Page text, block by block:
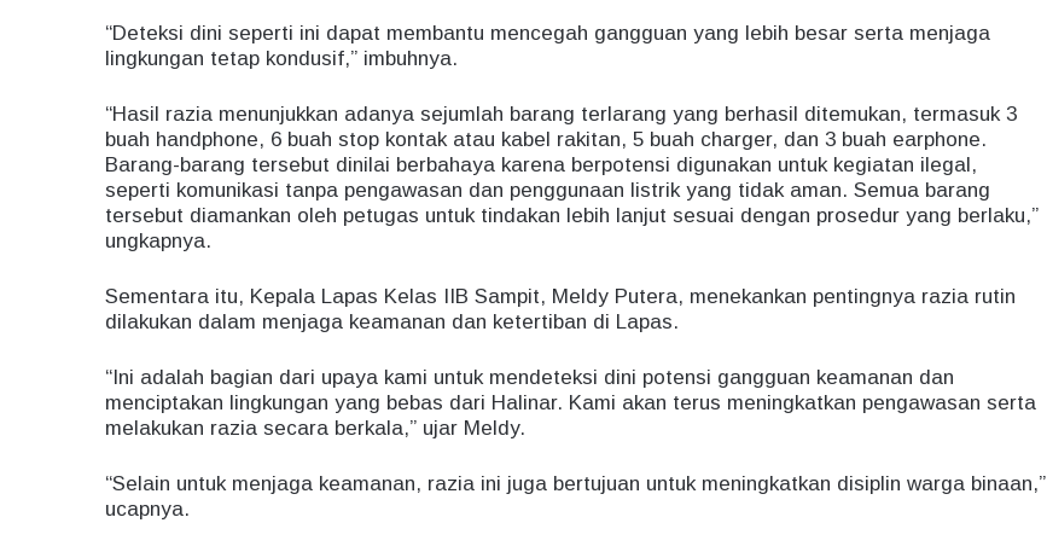
“Deteksi dini seperti ini dapat membantu mencegah gangguan yang lebih besar serta menjaga
lingkungan tetap kondusif,” imbuhnya.
“Hasil razia menunjukkan adanya sejumlah barang terlarang yang berhasil ditemukan, termasuk 3
buah handphone, 6 buah stop kontak atau kabel rakitan, 5 buah charger, dan 3 buah earphone.
Barang-barang tersebut dinilai berbahaya karena berpotensi digunakan untuk kegiatan ilegal,
seperti komunikasi tanpa pengawasan dan penggunaan listrik yang tidak aman. Semua barang
tersebut diamankan oleh petugas untuk tindakan lebih lanjut sesuai dengan prosedur yang berlaku,”
ungkapnya.
Sementara itu, Kepala Lapas Kelas IIB Sampit, Meldy Putera, menekankan pentingnya razia rutin
dilakukan dalam menjaga keamanan dan ketertiban di Lapas.
“Ini adalah bagian dari upaya kami untuk mendeteksi dini potensi gangguan keamanan dan
menciptakan lingkungan yang bebas dari Halinar. Kami akan terus meningkatkan pengawasan serta
melakukan razia secara berkala,” ujar Meldy.
“Selain untuk menjaga keamanan, razia ini juga bertujuan untuk meningkatkan disiplin warga binaan,”
ucapnya.